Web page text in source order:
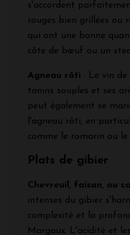
s'accordent
rouges bien grillées ou
qui ont une bonne
côte de bœuf ou un
Agneau rôti : Le vin de
tanins souples et ses
peut également se
l'agneau rôti, en
comme le romarin ou le
Plats de gibier
Chevreuil, faisan, ou
intenses du gibier
complexité et la
Margaux. L'acidité et